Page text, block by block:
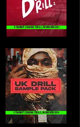
STIAHNUŤ ZDARMA TERAZ, PROMO KÓD 002
STIAHNUŤ ZDARMA TERAZ, PROMO KÓD 004